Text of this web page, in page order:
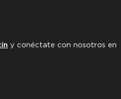
y conéctate con nosotros en